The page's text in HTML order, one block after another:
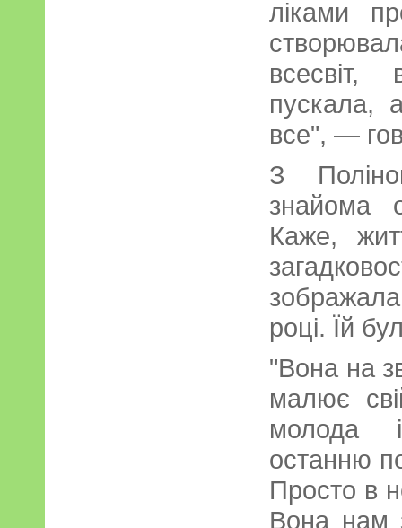
ліками
пускала,
все", —
З
знайома
Каже,
році. Їй
"Вона на
малює
молода
останню
Просто в
Вона нам